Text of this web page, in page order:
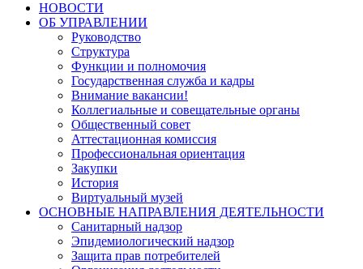
НОВОСТИ
ОБ УПРАВЛЕНИИ
Руководство
Структура
Функции и полномочия
Государственная служба и кадры
Внимание вакансии!
Коллегиальные и совещательные органы
Общественный совет
Аттестационная комиссия
Профессиональная ориентация
Закупки
История
Виртуальный музей
ОСНОВНЫЕ НАПРАВЛЕНИЯ ДЕЯТЕЛЬНОСТИ
Санитарный надзор
Эпидемиологический надзор
Защита прав потребителей